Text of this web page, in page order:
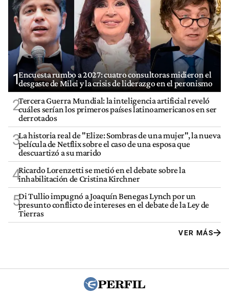
1Encuesta rumbo a 2027: cuatro consultoras midieron el
desgaste de Milei y la crisis de liderazgo en el peronismo
2Tercera Guerra Mundial: la inteligencia artificial reveló
cuáles serían los primeros países latinoamericanos en ser
derrotados
3La historia real de "Elize: Sombras de una mujer", la nueva
película de Netflix sobre el caso de una esposa que
descuartizó a su marido
4Ricardo Lorenzetti se metió en el debate sobre la
inhabilitación de Cristina Kirchner
5Di Tullio impugnó a Joaquín Benegas Lynch por un
presunto conflicto de intereses en el debate de la Ley de
Tierras
VER MÁS